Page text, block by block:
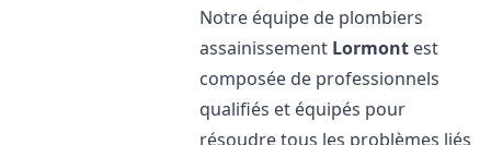
Notre équipe de plombiers
assainissement Lormont est
composée de professionnels
qualifiés et équipés pour
résoudre tous les problèmes liés